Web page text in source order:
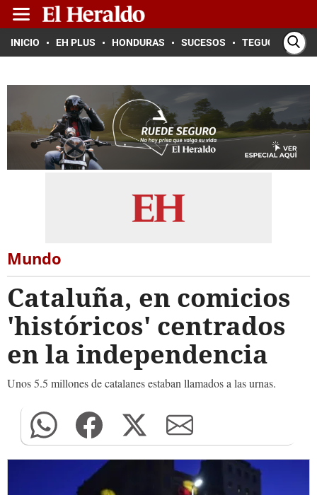
INICIO EH PLUS HONDURAS SUCESOS TEGUCIGALPA
Mundo
Cataluña, en comicios
'históricos' centrados
en la independencia
Unos 5.5 millones de catalanes estaban llamados a las urnas.